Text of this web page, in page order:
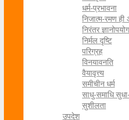
धर्म-प्रभावना
निजात्म-रमण ही
निरंतर ज्ञानोपयोग
निर्मल दृष्टि
परिग्रह
विनयावनति
वैयावृत्त्य
समीचीन धर्म
साधु-समाधि
सुशीलता
उपदेश